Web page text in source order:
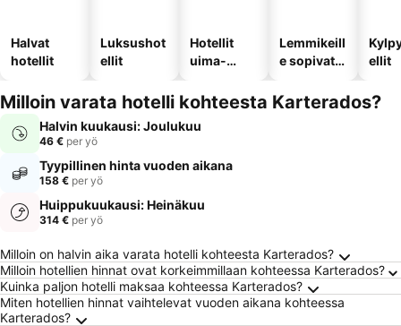
Halvat
hotellit
Luksushot
ellit
Hotellit
uima-
Lemmikeill
e sopivat
ellit
Milloin varata hotelli kohteesta Karterados?
Halvin kuukausi: Joulukuu
46 € per yö
Tyypillinen hinta vuoden aikana
158 € per yö
Huippukuukausi: Heinäkuu
314 € per yö
Usein kysytyt kysymykset kohteesta
Milloin on halvin aika varata hotelli kohteesta Karterados?
Milloin hotellien hinnat ovat korkeimmillaan kohteessa Karterados?
Kuinka paljon hotelli maksaa kohteessa Karterados?
Miten hotellien hinnat vaihtelevat vuoden aikana kohteessa
Karterados?